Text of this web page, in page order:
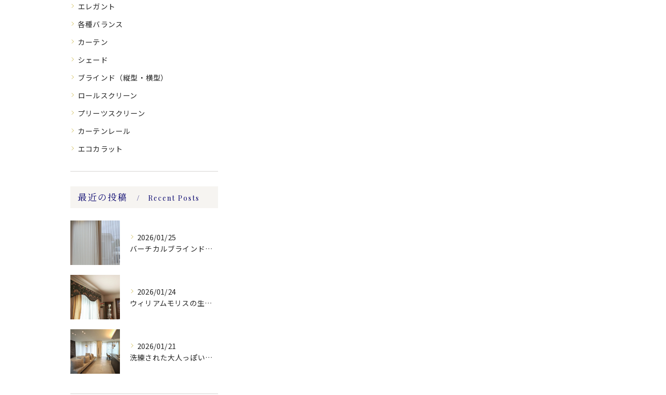
エレガント
各種バランス
カーテン
シェード
ブラインド（縦型・横型）
ロールスクリーン
プリーツスクリーン
カーテンレール
エコカラット
最近の投稿 Recent Posts
2026/01/25
バーチカルブラインドのレース付きツーウェイスタイル
2026/01/24
ウィリアムモリスの生地ででバランスを製作しました。
2026/01/21
洗練された大人っぽい空間。